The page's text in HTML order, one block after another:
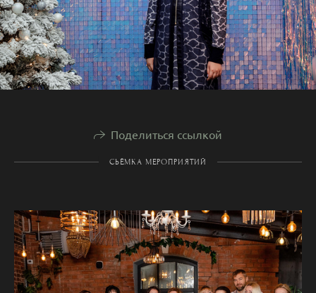
Поделиться ссылкой
СЬЁМКА МЕРОПРИЯТИЙ